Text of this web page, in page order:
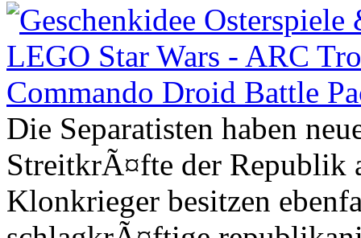
Die Separatisten haben
StreitkrÃ¤fte der Republik
Klonkrieger besitzen